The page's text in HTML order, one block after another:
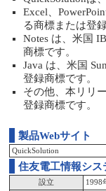
Excel、
る商標または登
Notes は、米国
商標です。
Java は、米国
登録商標です。
その他、本リリ
登録商標です。
製品Webサイト
QuickSolution
住友電工情報シ
設立
1998